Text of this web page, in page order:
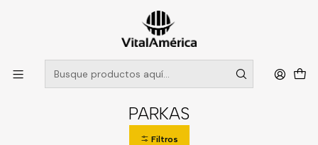
POR SISTEMA FRONTAL SOLO RETIROS EN TIENDA, DESDE
MUCHAS GRACIAS +569 5956 2237
Leer más
Inicio Catálogo VESTIMENTA TECNICA Y CORPORATIVA PARKAS
PARKAS
Filtros